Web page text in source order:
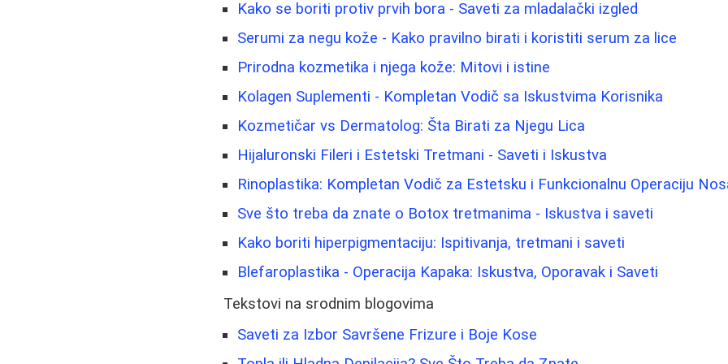
Kako se boriti protiv prvih bora - Saveti za mladalački izgled
Serumi za negu kože - Kako pravilno birati i koristiti serum za lice
Prirodna kozmetika i njega kože: Mitovi i istine
Kolagen Suplementi - Kompletan Vodič sa Iskustvima Korisnika
Kozmetičar vs Dermatolog: Šta Birati za Njegu Lica
Hijaluronski Fileri i Estetski Tretmani - Saveti i Iskustva
Rinoplastika: Kompletan Vodič za Estetsku i Funkcionalnu Operaciju
Sve što treba da znate o Botox tretmanima - Iskustva i saveti
Kako boriti hiperpigmentaciju: Ispitivanja, tretmani i saveti
Blefaroplastika - Operacija Kapaka: Iskustva, Oporavak i Saveti
Tekstovi na srodnim blogovima
Saveti za Izbor Savršene Frizure i Boje Kose